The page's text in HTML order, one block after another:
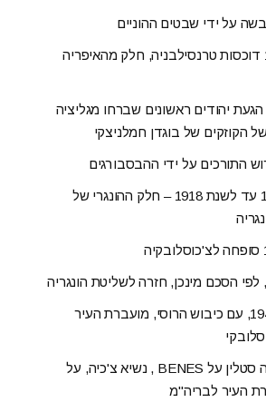
במאה ה-16 דוכסות טרנסילבניה, חלק מהאיפריה
1648-1657 הגעת יהודים ראשונים שברחו מגליציה
הקוזקים של בוגדן חמלניצקי
במאה ה- 18 עד לשנת 1918 – חלק ההונגרי של
אוקטובר 1944, עם כיבוש הרוסי, מועברת העיר
ב-1945 כפה סטלין על BENES , נשיא צ'כיה, על
העיר לבריה"מ